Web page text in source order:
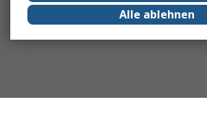
Alle ablehnen